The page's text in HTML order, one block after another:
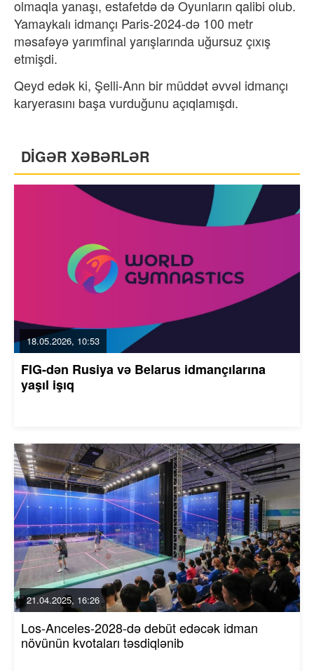
olmaqla yanaşı, estafetdə də Oyunların qalibi olub.
Yamaykalı idmançı Paris-2024-də 100 metr
məsafəyə yarımfinal yarışlarında uğursuz çıxış
etmişdi.
Qeyd edək ki, Şelli-Ann bir müddət əvvəl idmançı
karyerasını başa vurduğunu açıqlamışdı.
DİGƏR XƏBƏRLƏR
18.05.2026, 10:53
FIG-dən Rusiya və Belarus idmançılarına
yaşıl işıq
21.04.2025, 16:26
Los-Anceles-2028-də debüt edəcək idman
növünün kvotaları təsdiqlənib